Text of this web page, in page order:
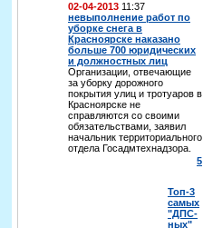
02-04-2013 11:37
невыполнение работ по
уборке снега в
Красноярске наказано
больше 700 юридических
и должностных лиц
Организации, отвечающие
за уборку дорожного
покрытия улиц и тротуаров в
Красноярске не
справляются со своими
обязательствами, заявил
начальник территориального
отдела Госадмтехнадзора.
5
Топ-3
самых
"ДПС-
ных"